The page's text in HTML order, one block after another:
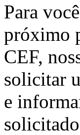
Para
próximo
CEF,
solicitar
e